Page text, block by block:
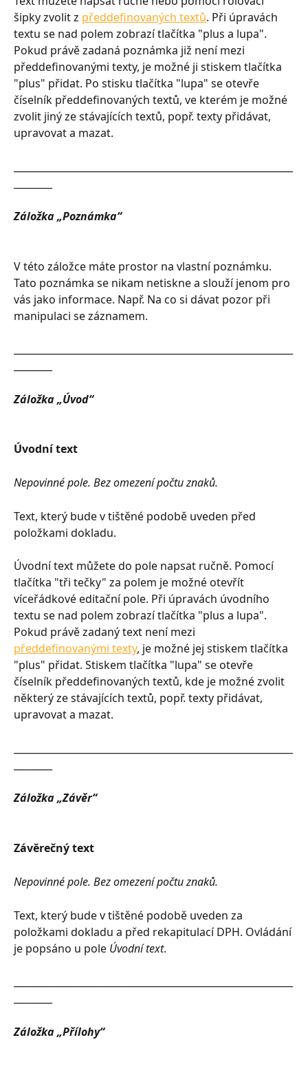
šipky zvolit z předdefinovaných textů. Při úpravách
textu se nad polem zobrazí tlačítka "plus a lupa".
Pokud právě zadaná poznámka již není mezi
předdefinovanými texty, je možné ji stiskem tlačítka
"plus" přidat. Po stisku tlačítka "lupa" se otevře
číselník předdefinovaných textů, ve kterém je možné
zvolit jiný ze stávajících textů, popř. texty přidávat,
upravovat a mazat.
Záložka „Poznámka“
V této záložce máte prostor na vlastní poznámku.
Tato poznámka se nikam netiskne a slouží jenom pro
vás jako informace. Např. Na co si dávat pozor při
manipulaci se záznamem.
Záložka „Úvod“
Úvodní text
Nepovinné pole. Bez omezení počtu znaků.
Text, který bude v tištěné podobě uveden před
položkami dokladu.
Úvodní text můžete do pole napsat ručně. Pomocí
tlačítka "tři tečky" za polem je možné otevřít
víceřádkové editační pole. Při úpravách úvodního
textu se nad polem zobrazí tlačítka "plus a lupa".
Pokud právě zadaný text není mezi
předdefinovanými texty, je možné jej stiskem tlačítka
"plus" přidat. Stiskem tlačítka "lupa" se otevře
číselník předdefinovaných textů, kde je možné zvolit
některý ze stávajících textů, popř. texty přidávat,
upravovat a mazat.
Záložka „Závěr“
Závěrečný text
Nepovinné pole. Bez omezení počtu znaků.
Text, který bude v tištěné podobě uveden za
položkami dokladu a před rekapitulací DPH. Ovládání
je popsáno u pole Úvodní text.
Záložka „Přílohy“